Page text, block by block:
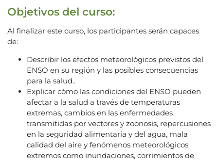
Objetivos del curso:
Al finalizar este curso, los participantes serán capaces
de:
Describir los efectos meteorológicos previstos del
ENSO en su región y las posibles consecuencias
para la salud..
Explicar cómo las condiciones del ENSO pueden
afectar a la salud a través de temperaturas
extremas, cambios en las enfermedades
transmitidas por vectores y zoonosis, repercusiones
en la seguridad alimentaria y del agua, mala
calidad del aire y fenómenos meteorológicos
extremos como inundaciones, corrimientos de